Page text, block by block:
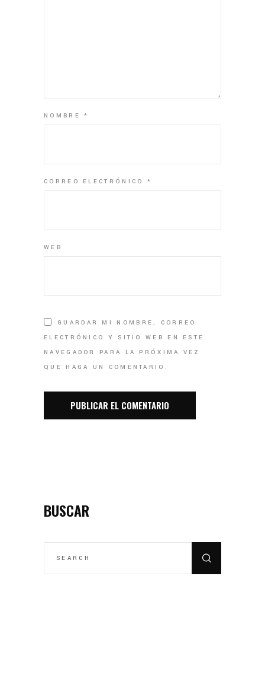
NOMBRE*
CORREO ELECTRÓNICO *
WEB
GUARDAR MI NOMBRE, CORREO
ELECTRÓNICO Y SITIO WEB EN ESTE
NAVEGADOR PARA LA PRÓXIMA VEZ
QUE HAGA UN COMENTARIO.
BUSCAR